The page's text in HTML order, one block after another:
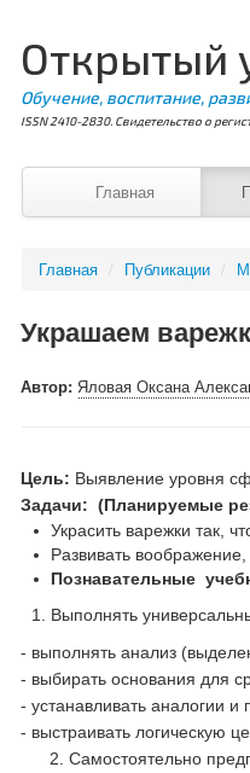
Открытый
Обучение, воспитание,
ISSN 2410-2830. Свидетельство о
Главная
Главная / Публикации /
Украшаем
Автор:Яловая Оксана
Цель: Выявление уровня
Задачи: (Планируемые
Украсить варежки так,
Развивать
Познавательные
Выполнять
- выполнять анализ
- выбирать основания для
- устанавливать аналогии
- выстраивать логическую
2. Самостоятельно